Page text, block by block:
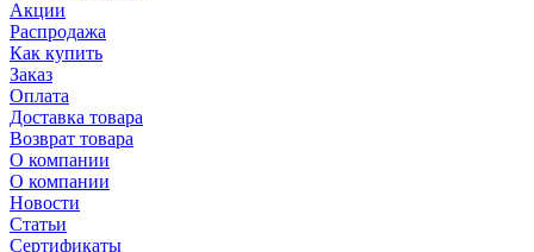
Акции
Распродажа
Как купить
Заказ
Оплата
Доставка товара
Возврат товара
О компании
О компании
Новости
Статьи
Сертификаты